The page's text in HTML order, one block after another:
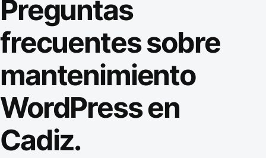
Preguntas
frecuentes sobre
mantenimiento
WordPress en
Cadiz.